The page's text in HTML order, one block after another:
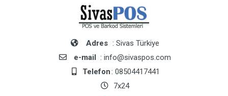
Adres : Sivas Türkiye
e-mail : info@sivaspos.com
Telefon: 08504417441
7x24